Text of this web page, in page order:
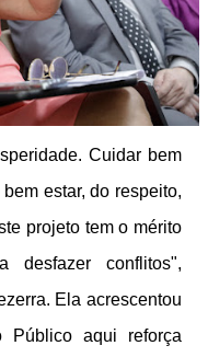
Cuidar bem
estar, do respeito,
projeto tem o mérito
desfazer conflitos",
Ela acrescentou
Público aqui reforça